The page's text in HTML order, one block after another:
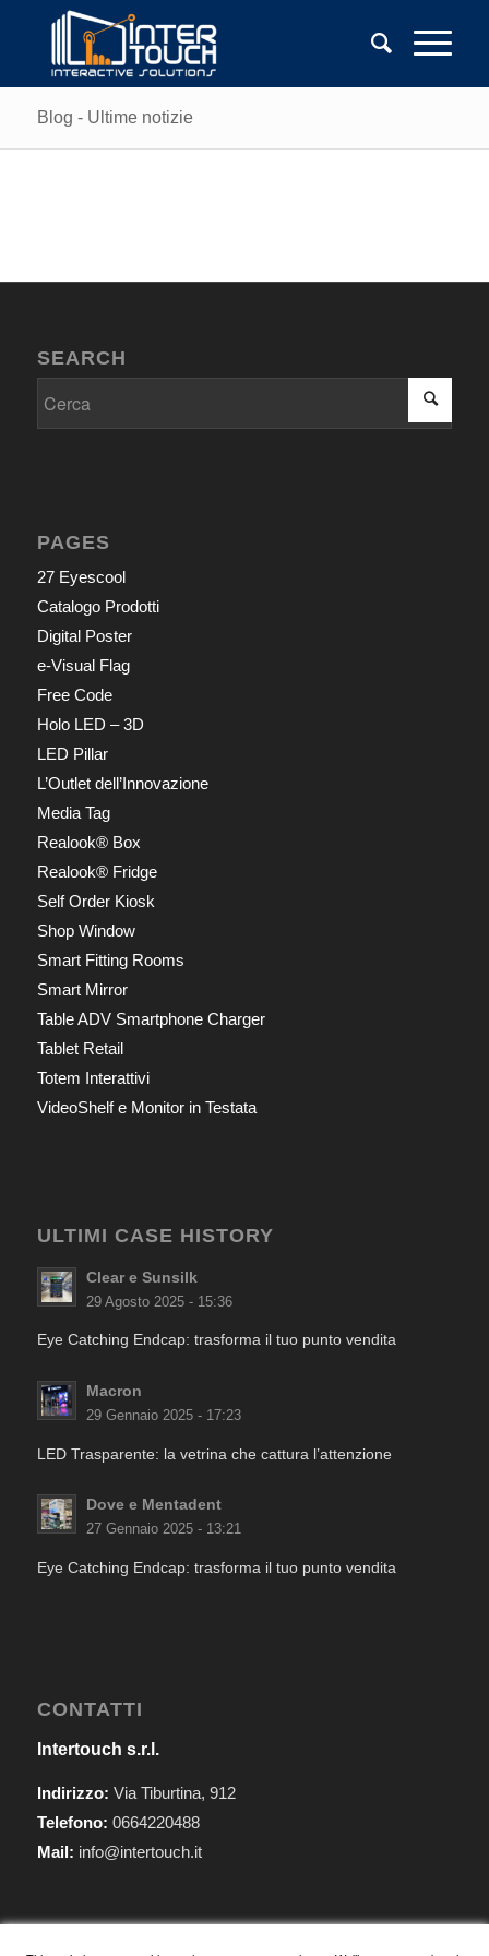
Blog - Ultime notizie
SEARCH
PAGES
27 Eyescool
Catalogo Prodotti
Digital Poster
e-Visual Flag
Free Code
Holo LED – 3D
LED Pillar
L’Outlet dell’Innovazione
Media Tag
Realook® Box
Realook® Fridge
Self Order Kiosk
Shop Window
Smart Fitting Rooms
Smart Mirror
Table ADV Smartphone Charger
Tablet Retail
Totem Interattivi
VideoShelf e Monitor in Testata
ULTIMI CASE HISTORY
Clear e Sunsilk
29 Agosto 2025 - 15:36
Eye Catching Endcap: trasforma il tuo punto vendita
Macron
29 Gennaio 2025 - 17:23
LED Trasparente: la vetrina che cattura l’attenzione
Dove e Mentadent
27 Gennaio 2025 - 13:21
Eye Catching Endcap: trasforma il tuo punto vendita
CONTATTI
Intertouch s.r.l.
Indirizzo: Via Tiburtina, 912
Telefono: 0664220488
Mail: info@intertouch.it